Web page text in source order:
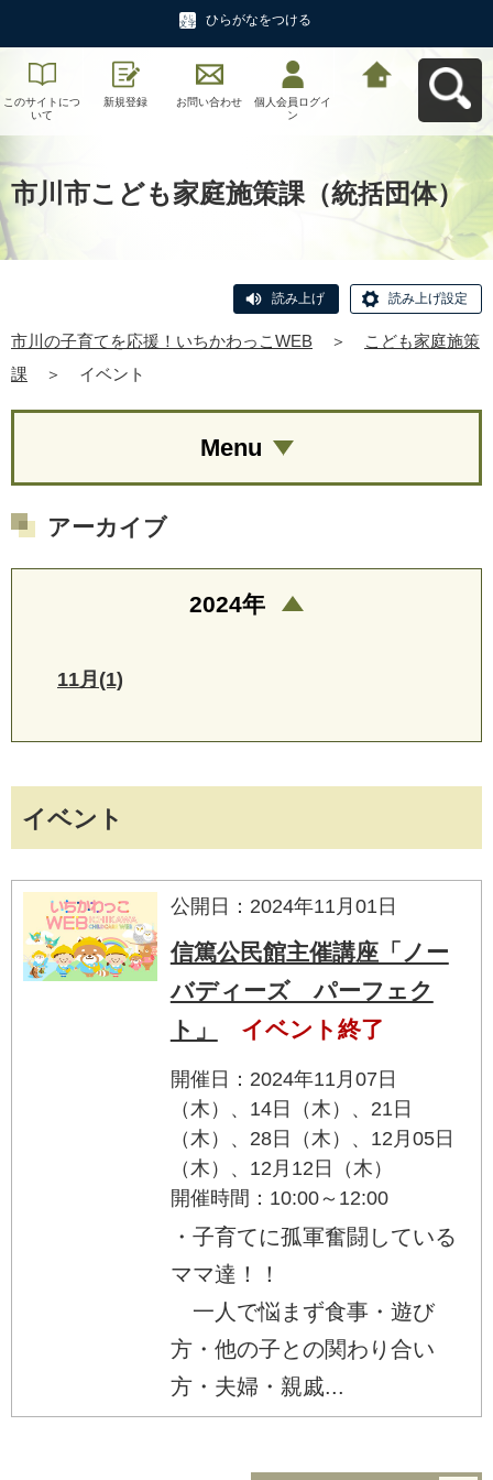
ひらがなをつける
このサイトにつ
いて
新規登録 お問い合わせ
個人会員ログイ
ン
市川市こども家庭施策課（統括団体）
読み上げ 読み上げ設定
市川の子育てを応援！いちかわっこWEB ＞
こども家庭施策
課
＞ イベント
イベント
公開日：2024年11月01日
信篤公民館主催講座「ノー
バディーズ パーフェク
ト」
イベント終了
開催日：2024年11月07日
（木）、14日（木）、21日
（木）、28日（木）、12月05日
（木）、12月12日（木）
開催時間：10:00～12:00
・子育てに孤軍奮闘している
ママ達！！
一人で悩まず食事・遊び
方・他の子との関わり合い
方・夫婦・親戚...
Menu
アーカイブ
2024年
11月(1)